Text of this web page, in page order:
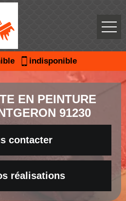
indisponible
EN PEINTURE
91230
contacter
réalisations